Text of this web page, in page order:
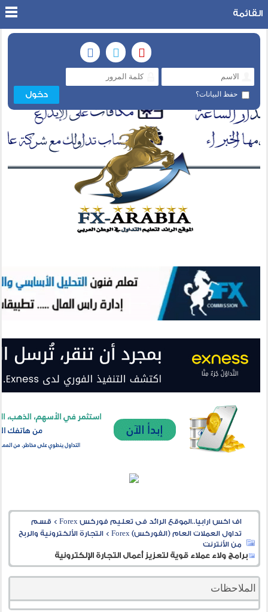
حفظ البيانات؟
القائمة
اف اكس ارابيا..الموقع الرائد فى تعليم فوركس Forex > قسم
تداول العملات العام (الفوركس) Forex
>التجارة الألكترونية والربح
من الأنترنت
برامج ولاء عملاء قوية لتعزيز أعمال التجارة الإلكترونية
الملاحظات